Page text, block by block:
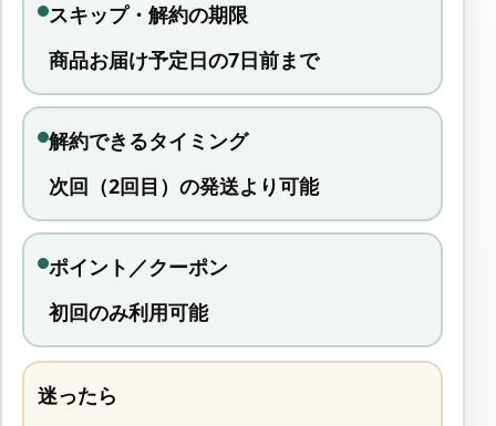
スキップ・解約の期限
商品お届け予定日の7日前まで
解約できるタイミング
次回（2回目）の発送より可能
ポイント／クーポン
初回のみ利用可能
迷ったら